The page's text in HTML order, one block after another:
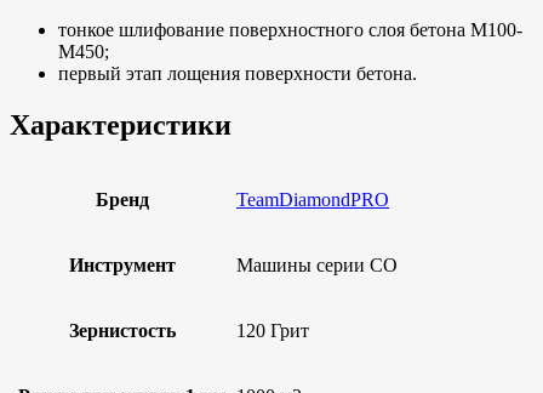
тонкое шлифование поверхностного слоя бетона М100-
М450;
первый этап лощения поверхности бетона.
Характеристики
Бренд TeamDiamondPRO
Инструмент Машины серии СО
Зернистость 120 Грит